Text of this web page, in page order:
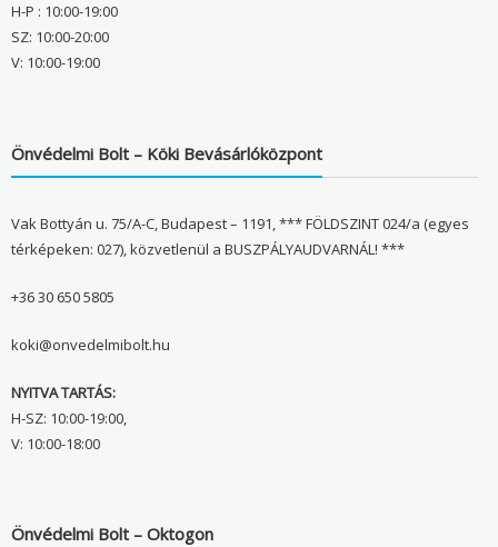
H-P : 10:00-19:00
SZ: 10:00-20:00
V: 10:00-19:00
Önvédelmi Bolt – Köki Bevásárlóközpont
Vak Bottyán u. 75/A-C, Budapest – 1191, *** FÖLDSZINT 024/a (egyes
térképeken: 027), közvetlenül a BUSZPÁLYAUDVARNÁL! ***
+36 30 650 5805
koki@onvedelmibolt.hu
NYITVA TARTÁS:
H-SZ: 10:00-19:00,
V: 10:00-18:00
Önvédelmi Bolt – Oktogon